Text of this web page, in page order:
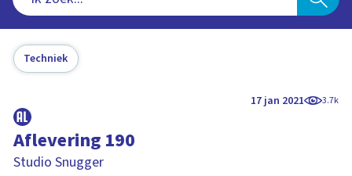
Techniek
17 jan 2021 3.7k
Aflevering 190
Studio Snugger